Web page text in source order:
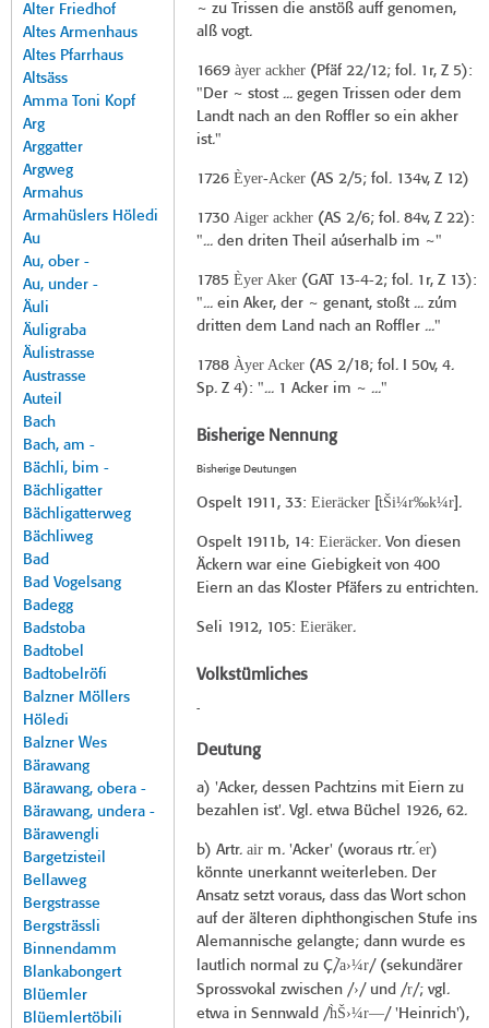
Alter Friedhof
Altes Armenhaus
Altes Pfarrhaus
Altsäss
Amma Toni Kopf
Arg
Arggatter
Argweg
Armahus
Armahüslers Höledi
Au
Au, ober -
Au, under -
Äuli
Äuligraba
Äulistrasse
Austrasse
Auteil
Bach
Bach, am -
Bächli, bim -
Bächligatter
Bächligatterweg
Bächliweg
Bad
Bad Vogelsang
Badegg
Badstoba
Badtobel
Badtobelröfi
Balzner Möllers
Höledi
Balzner Wes
Bärawang
Bärawang, obera -
Bärawang, undera -
Bärawengli
Bargetzisteil
Bellaweg
Bergstrasse
Bergsträssli
Binnendamm
Blankabongert
Blüemler
Blüemlertöbili
~ zu Trissen die anstöß auff genomen,
alß vogt.
1669 àyer ackher( Pfäf 22/12; fol. 1r, Z 5):
"Der ~ stost ... gegen Trissen oder dem
Landt nach an den Roffler so ein akher
ist."
1726 Èyer-Acker(AS 2/5; fol. 134v, Z 12)
1730 Aiger ackher(AS 2/6; fol. 84v, Z 22):
"... den driten Theil aúserhalb im ~"
1785 Èyer Aker(GAT 13-4-2; fol. 1r, Z 13):
"... ein Aker, der ~ genant, stoßt ... zúm
dritten dem Land nach an Roffler ..."
1788 Àyer Acker(AS 2/18; fol. I 50v, 4.
Sp. Z 4): "... 1 Acker im ~ ..."
Bisherige Nennung
Bisherige Deutungen
Ospelt 1911 , 33: Eieräcker[ t̀Ši¼r‰k¼r].
Ospelt 1911b, 14: Eieräcker. Von diesen
Äckern war eine Giebigkeit von 400
Eiern an das Kloster Pfäfers zu entrichten.
Seli 1912, 105: Eieräker.
Volkstümliches
-
Deutung
a) 'Acker, dessen Pachtzins mit Eiern zu
bezahlen ist'. Vgl. etwa Büchel 1926, 62.
b) Artr. airm. 'Acker' (woraus rtr. ́er)
könnte unerkannt weiterleben. Der
Ansatz setzt voraus, dass das Wort schon
auf der älteren diphthongischen Stufe ins
Alemannische gelangte; dann wurde es
lautlich normal zu Ç/̀a›¼r/ (sekundärer
Sprossvokal zwischen /›/ und /r/; vgl.
etwa in Sennwald /h̀Š›¼r—/ 'Heinrich'),